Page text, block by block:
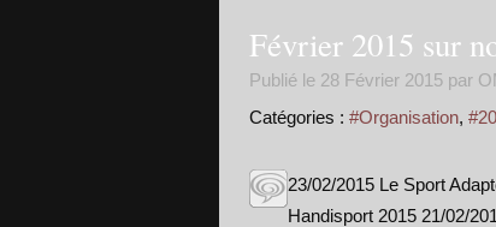
Février 2015 sur
Publié le 28 Février 2015 par
Catégories : #Organisation,
23/02/2015 Le Sport
Handisport 2015 21/02/